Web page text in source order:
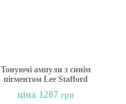
Тонуючі ампули з синім
пігментом Lee Stafford
Bleach Blondes Ice White
Cool Shots, 4х15 ml
ціна 1287 грн